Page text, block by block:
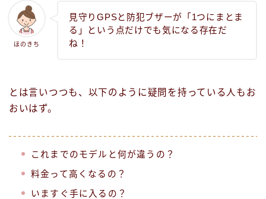
トップページ
ほのきち
見守りGPSと防犯ブザーが「1つにまとま
る」という点だけでも気になる存在だ
ね！
とは言いつつも、以下のように疑問を持っている人もお
おいはず。
これまでのモデルと何が違うの？
料金って高くなるの？
いますぐ手に入るの？